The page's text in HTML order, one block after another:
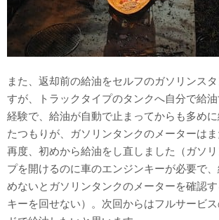
また、返却前の給油をセルフのガソリンス
すが、トラックタイプのタンクへ自分で給
経験で、給油が自動で止まってからも多め
たつもりが、ガソリンタンクのメーターはま
再度、初めから給油をし直しました（ガソ
プを開けるのに車のエンジンキーが必要で
めないとガソリンタンクのメーターを確認
キーを回せない）。次回からはフルサービ